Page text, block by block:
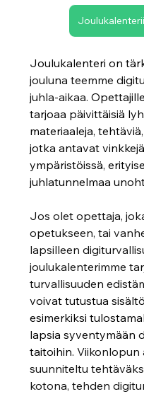
Joulukalenteri on
jouluna teemme
juhla-aikaa.
tarjoaa päivittäisiä
materiaaleja,
jotka antavat
ympäristöissä,
juhlatunnelmaa
Jos olet opettaja,
opetukseen, tai
lapsilleen
joulukalenterimme
turvallisuuden
voivat tutustua
esimerkiksi
lapsia syventymään
taitoihin. Viikonlopun
suunniteltu
kotona, tehden